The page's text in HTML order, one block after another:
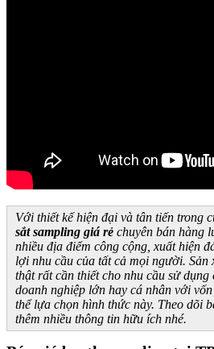
Với thiết kế hiện đại và tân tiến trong
sắt sampling giá rẻ chuyên bán hàng
nhiều địa điểm công cộng, xuất hiện
lợi nhu cầu của tất cả mọi người. Sản
thật rất cần thiết cho nhu cầu sử
doanh nghiệp lớn hay cá nhân với
thể lựa chọn hình thức này. Theo dõi
thêm nhiều thông tin hữu ích nhé.